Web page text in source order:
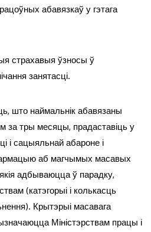
абавязкаў у гэтага
страхавыя ўзносы ў
занятасці.
што наймальнік абавязаны
за тры месяцы, прадаставіць у
і сацыяльнай абароне і
аб магчымых масавых
адбываюцца ў парадку,
(катэгорыі і колькасць
Крытэрыі масавага
Міністэрствам працы і